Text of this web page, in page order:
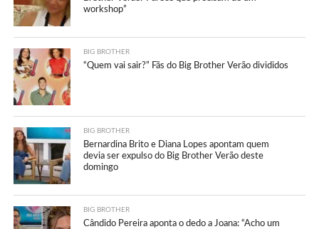
workshop”
BIG BROTHER
“Quem vai sair?” Fãs do Big Brother Verão divididos
BIG BROTHER
Bernardina Brito e Diana Lopes apontam quem
devia ser expulso do Big Brother Verão deste
domingo
BIG BROTHER
Cândido Pereira aponta o dedo a Joana: “Acho um